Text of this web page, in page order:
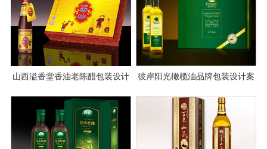
山西溢香堂香油老陈醋包装设计
彼岸阳光橄榄油品牌包装设计案